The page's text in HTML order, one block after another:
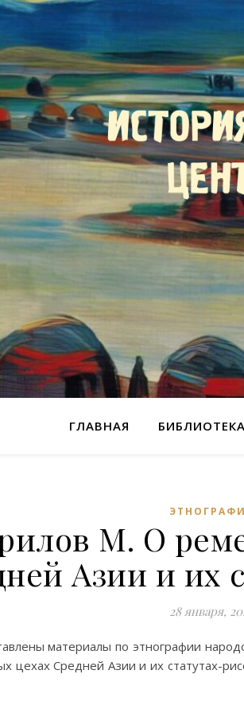
ГЛАВНАЯ БИБЛИОТЕКА
М. О
Азии и их
28 января,
материалы по этнографии
цехах Средней Азии и их статутах-